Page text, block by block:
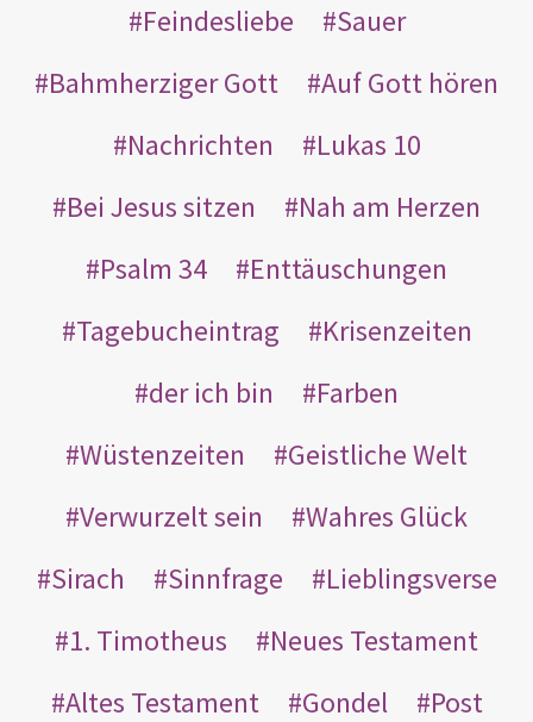
Feindesliebe
Sauer
Bahmherziger Gott
Auf Gott hören
Nachrichten
Lukas 10
Bei Jesus sitzen
Nah am Herzen
Psalm 34
Enttäuschungen
Tagebucheintrag
Krisenzeiten
der ich bin
Farben
Wüstenzeiten
Geistliche Welt
Verwurzelt sein
Wahres Glück
Sirach
Sinnfrage
Lieblingsverse
1. Timotheus
Neues Testament
Altes Testament
Gondel
Post